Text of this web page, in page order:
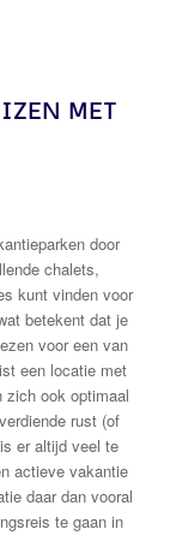
MET
door
chalets,
kunt vinden voor
betekent dat je
voor een van
een locatie met
zich ook optimaal
rust (of
er altijd veel te
actieve vakantie
daar dan vooral
te gaan in